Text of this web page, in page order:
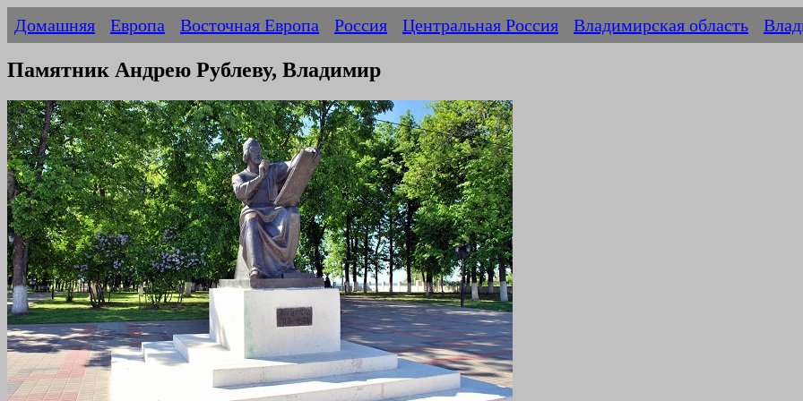
Домашняя Европа Восточная Европа Россия Центральная Россия Владимирская область
Памятник Андрею Рублеву, Владимир